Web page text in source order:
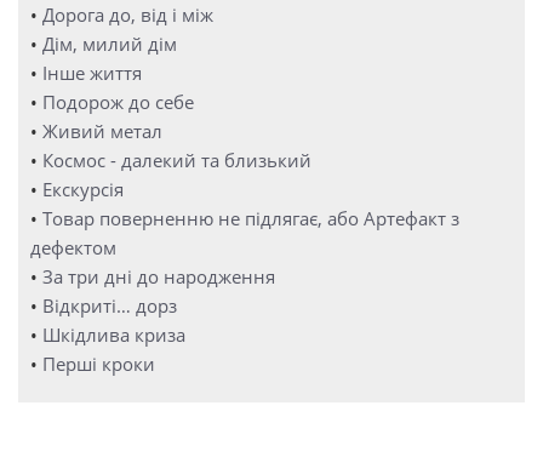
• Дорога до, від і між
• Дім, милий дім
• Інше життя
• Подорож до себе
• Живий метал
• Космос - далекий та близький
• Екскурсія
• Товар поверненню не підлягає, або Артефакт з
дефектом
• За три дні до народження
• Відкриті… дорз
• Шкідлива криза
• Перші кроки